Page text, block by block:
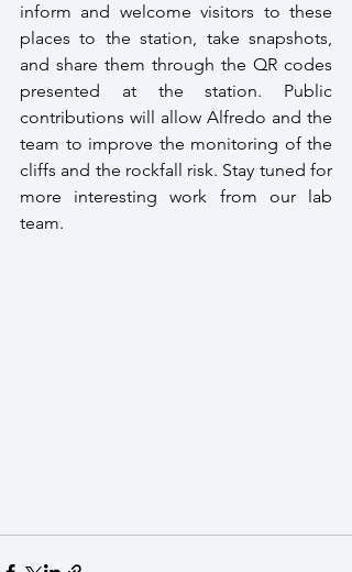
inform and welcome visitors to these
places to the station, take snapshots,
and share them through the QR codes
presented at the station. Public
contributions will allow Alfredo and the
team to improve the monitoring of the
cliffs and the rockfall risk. Stay tuned for
more interesting work from our lab
team.